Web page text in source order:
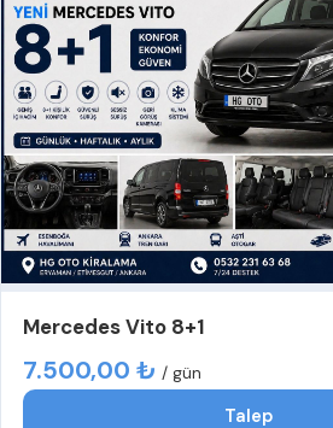
Mercedes Vito 8+1
7.500,00 ₺ / gün
Talep